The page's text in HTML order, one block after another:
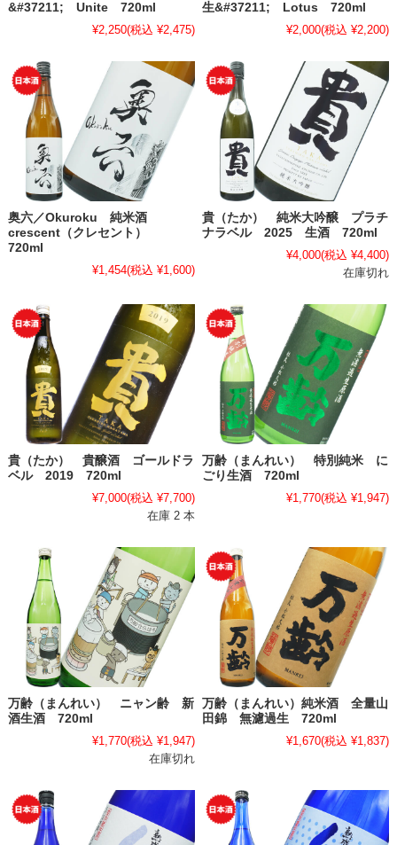
&#37211; Unite 720ml
¥2,250(税込 ¥2,475)
生&#37211; Lotus 720ml
¥2,000(税込 ¥2,200)
奥六／Okuroku 純米酒
crescent（クレセント）
720ml
¥1,454(税込 ¥1,600)
貴（たか） 純米大吟醸 プラチ
ナラベル 2025 生酒 720ml
¥4,000(税込 ¥4,400)
在庫切れ
貴（たか） 貴醸酒 ゴールドラ
ベル 2019 720ml
¥7,000(税込 ¥7,700)
在庫 2 本
万齢（まんれい） 特別純米 に
ごり生酒 720ml
¥1,770(税込 ¥1,947)
万齢（まんれい） ニャン齢 新
酒生酒 720ml
¥1,770(税込 ¥1,947)
在庫切れ
万齢（まんれい）純米酒 全量山
田錦 無濾過生 720ml
¥1,670(税込 ¥1,837)